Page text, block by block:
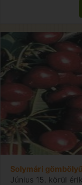
Solymári gömbölyű
Június 15. körül